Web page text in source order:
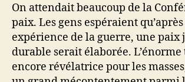
On attendait beaucoup de la
paix. Les gens espéraient
expérience de la guerre, une paix
durable serait élaborée.
encore révélatrice pour les